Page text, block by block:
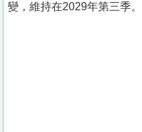
變，維持在2029年第三季。